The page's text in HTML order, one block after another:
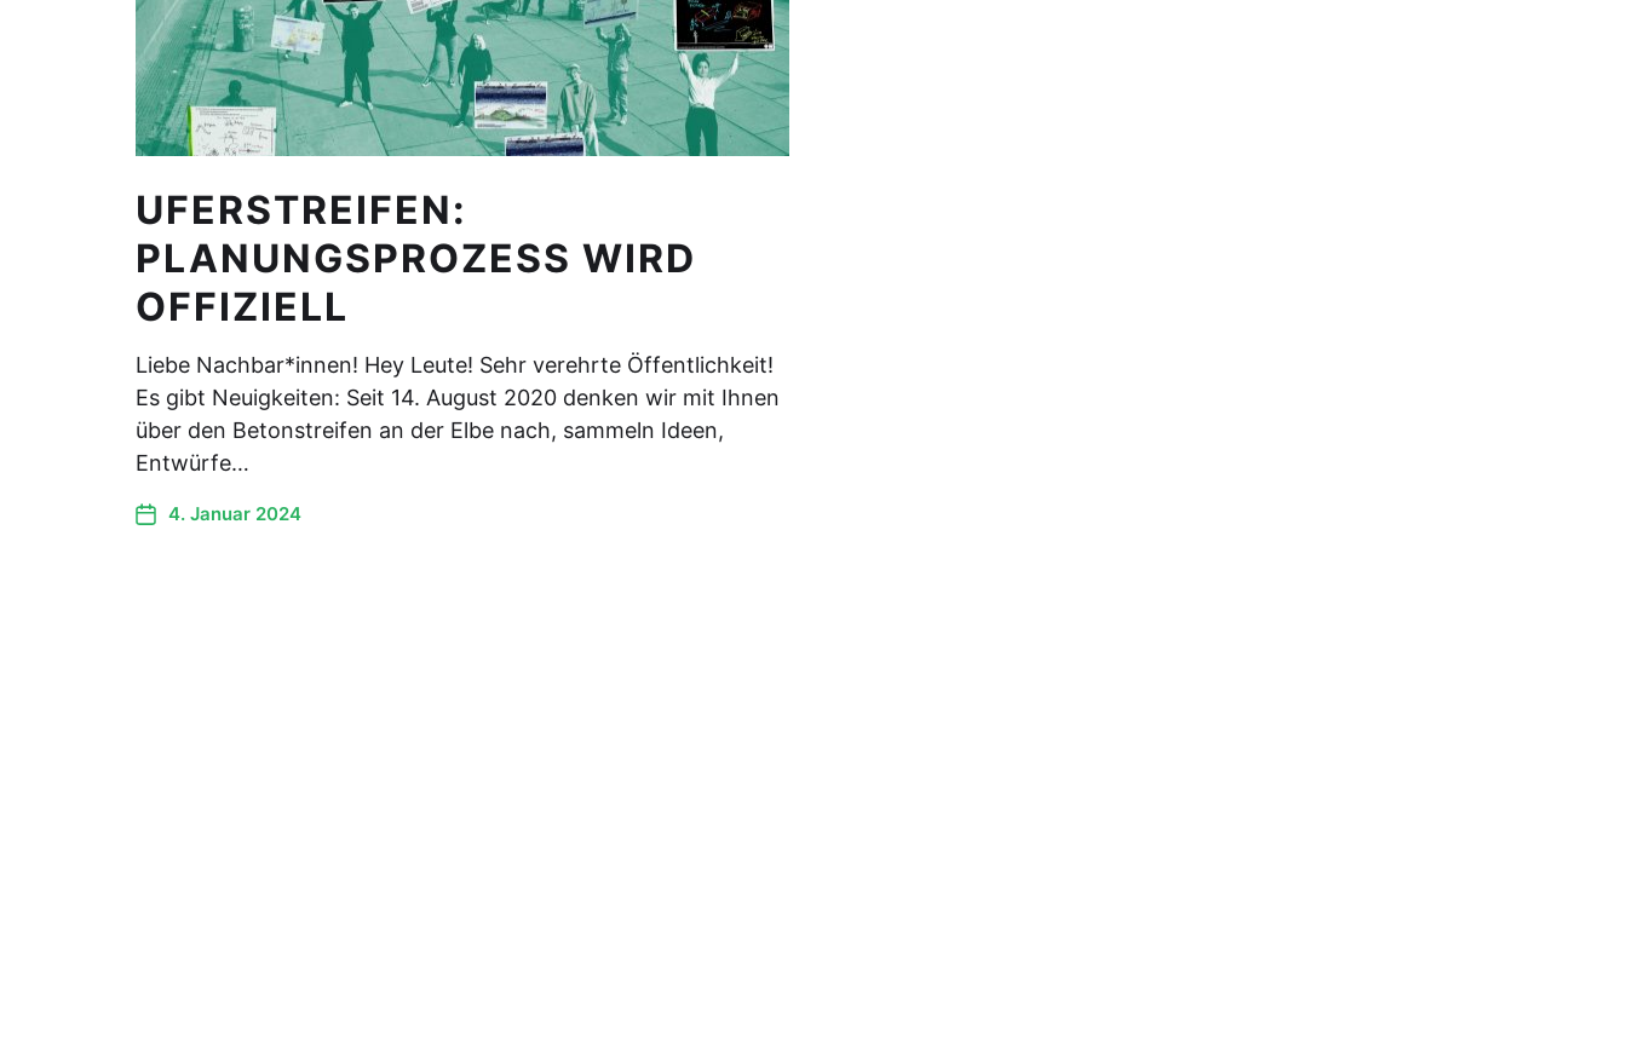
UFERSTREIFEN:
PLANUNGSPROZESS WIRD
OFFIZIELL
Liebe Nachbar*innen! Hey Leute! Sehr verehrte Öffentlichkeit!
Es gibt Neuigkeiten: Seit 14. August 2020 denken wir mit Ihnen
über den Betonstreifen an der Elbe nach, sammeln Ideen,
Entwürfe…
4. Januar 2024